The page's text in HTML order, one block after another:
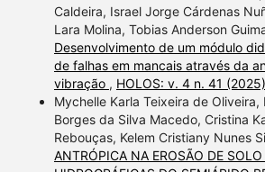
Caldeira, Israel Jorge Cárdenas
Lara Molina, Tobias Anderson
Desenvolvimento de um módulo
de falhas em mancais através da
vibração , HOLOS: v. 4 n. 41
Mychelle Karla Teixeira de Oliveira,
Borges da Silva Macedo, Cristina
Rebouças, Kelem Cristiany Nunes
ANTRÓPICA NA EROSÃO DE